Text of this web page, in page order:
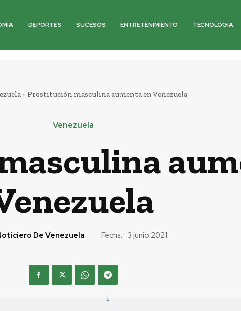
DEPORTES SUCESOS ENTRETENIMIENTO TECNOLOGÍA
Prostitución masculina aumenta en Venezuela
Venezuela
De Venezuela Fecha: 3 junio 2021